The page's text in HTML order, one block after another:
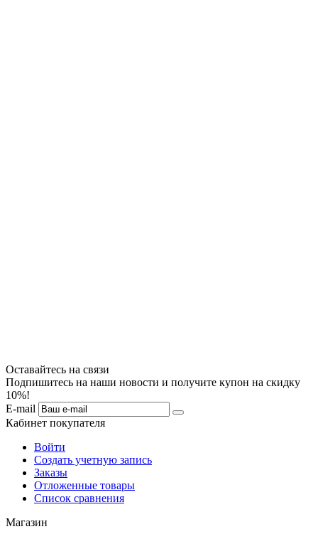
Оставайтесь на связи
Подпишитесь на наши новости и получите купон на скидку
10%!
E-mail
Кабинет покупателя
Войти
Создать учетную запись
Заказы
Отложенные товары
Список сравнения
Магазин